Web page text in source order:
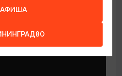
45
АФИША